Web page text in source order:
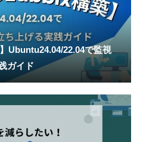
Ubuntu24.04/22.04で監視
ガイド